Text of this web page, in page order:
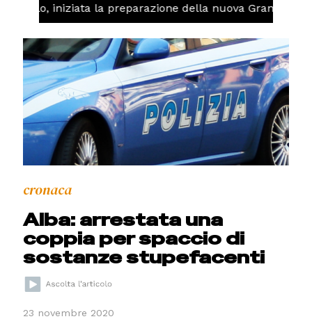
iniziata la preparazione della nuova Granda
cronaca
Alba: arrestata una
coppia per spaccio di
sostanze stupefacenti
23 novembre 2020